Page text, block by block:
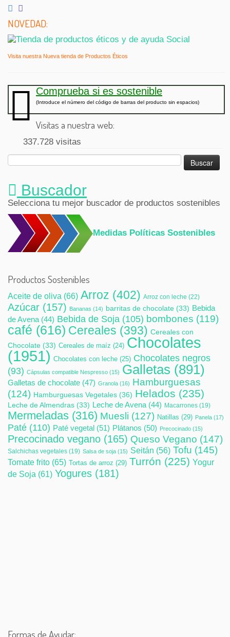
NOVEDAD:
Visita nuestra Nueva tienda de Productos Éticos
Comprueba si es sostenible
(Introduce el número del código de barras del producto sin espacios)
Visitas a nuestra web:
337.728 visitas
Buscador
Selecciona tu mejor buscador de productos sostenibles
Medidas Políticas Sostenibles
Productos Sostenibles
Aceite de oliva (66) Arroz (402) Arroz con leche (22)
Azúcar (157) Bananas (14) barritas de chocolate (33) Bebida
de Avena (44) Bebida de Soja (105) bombones (119)
café (616) Cereales (393) Cereales con
Chocolate (33) Cereales de maíz (24) Chocolates
(1951) Chocolates con leche (25) Chocolates negros
(93) Cápsulas compatible Nespresso (15) Galletas (891)
Galletas de chocolate (47) Granola (16) Hamburguesas
(124) Hamburguesas Vegetales (36) Helados (235)
Leche de Almendras (33) Leche de Avena (44) Macarrones (19)
Mermeladas (316) Muesli (127) Natillas (29) Panela (17)
Paté (110) Paté vegetal (51) Plátanos (50) Precocinado (15)
Precocinado vegano (165) Queso Vegano (147)
Salchichas vegetales (19) Salsa de soja (15) Seitán (56) Tofu (145)
Tomate frito (65) Tortas de arroz (29) Turrón (225) Yogur
de Soja (61) Yogures (181)
Formas de Ayudar: